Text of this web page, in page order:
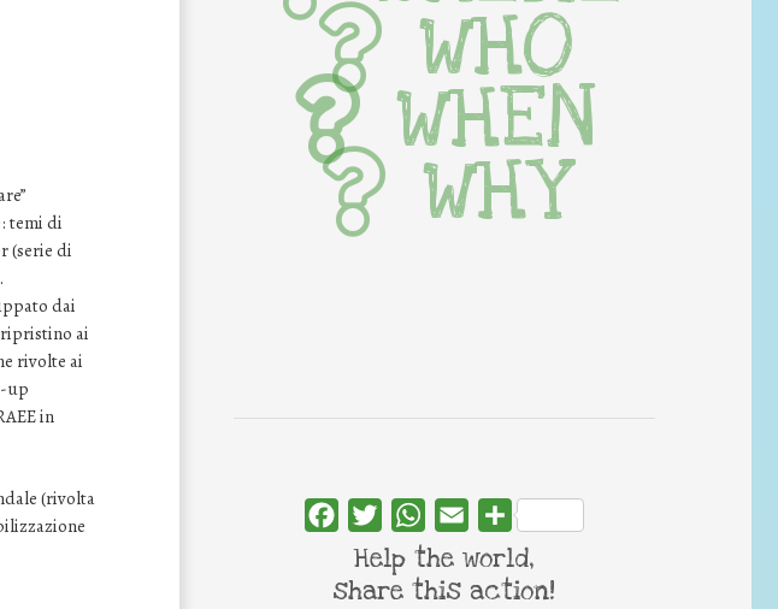
temi di
(serie di
dai
ai
rivolte ai
up
in
(rivolta
WHO
WHEN
WHY
FacebookTwitterWhatsApp
Email Share
Help the world,
share this action!